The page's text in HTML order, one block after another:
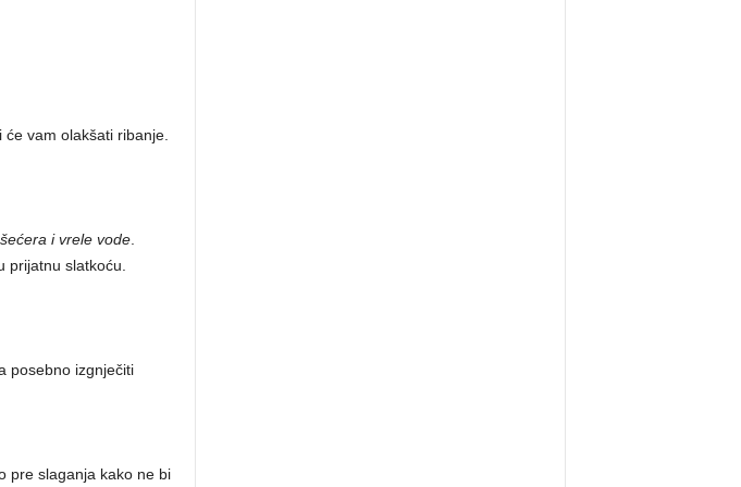
vam olakšati ribanje.
i vrele vode.
prijatnu slatkoću.
posebno izgnječiti
pre slaganja kako ne bi